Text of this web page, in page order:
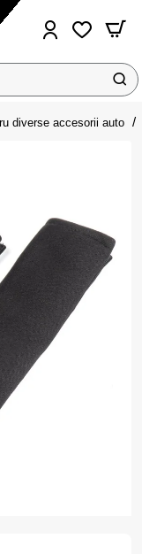
diverse accesorii auto